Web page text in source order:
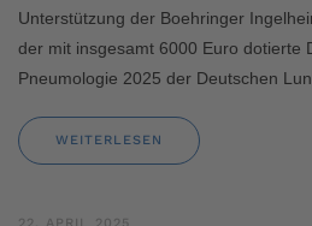
Unterstützung der Boehringer
der mit insgesamt 6000 Euro dotierte
Pneumologie 2025 der Deutschen
WEITERLESEN